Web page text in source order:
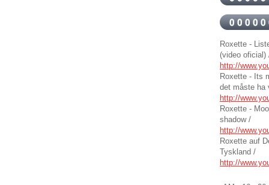
Roxette -
(video oficial )
http://
Roxette - Its
det måste ha
http://
Roxette -
shadow /
http://
Roxette auf
Tyskland /
http://